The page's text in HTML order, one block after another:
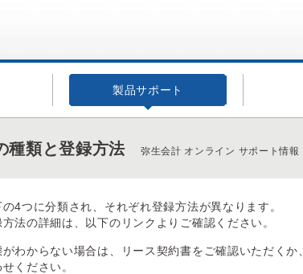
製品サポート
種類と登録方法 弥生会計 オンライン サポート情報
4つに分類され、それぞれ登録方法が異なります。
法の詳細は、以下のリンクよりご確認ください。
がわからない場合は、リース契約書をご確認いただく
ください。